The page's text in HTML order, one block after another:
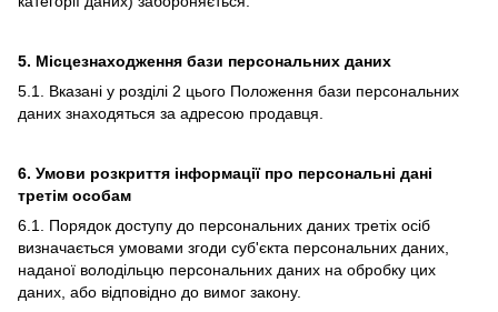
5. Місцезнаходження бази персональних даних
5.1. Вказані у розділі 2 цього Положення бази персональних
даних знаходяться за адресою продавця.
6. Умови розкриття інформації про персональні дані
третім особам
6.1. Порядок доступу до персональних даних третіх осіб
визначається умовами згоди суб'єкта персональних даних,
наданої володільцю персональних даних на обробку цих
даних, або відповідно до вимог закону.